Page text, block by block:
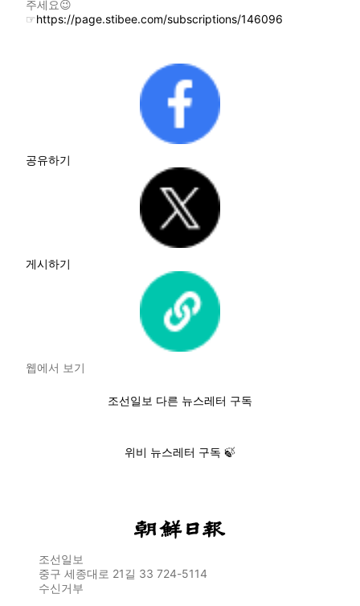
주세요😉
☞https://page.stibee.com/subscriptions/146096
공유하기
게시하기
웹에서 보기
조선일보 다른 뉴스레터 구독
위비 뉴스레터 구독 🍃
조선일보
중구 세종대로 21길 33 724-5114
수신거부